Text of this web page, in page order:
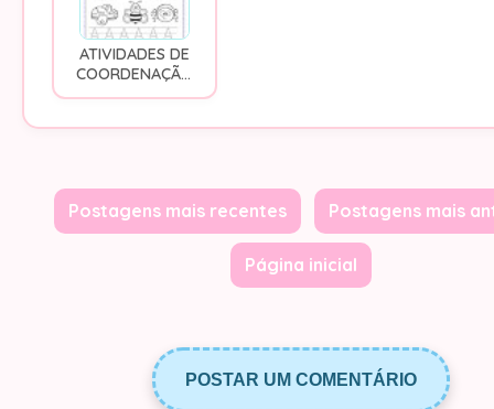
ATIVIDADES DE
COORDENAÇÃO
MOTORA FINA
IMPRIMIR
Postagens mais recentes Postagens mais
Página inicial
POSTAR UM COMENTÁRIO